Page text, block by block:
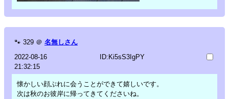
🐾 329 ＠ 名無しさん
2022-08-16
21:32:15
ID:Ki5sS3IgPY
懐かしい顔ぶれに会うことができて嬉しいです。
次は秋のお彼岸に帰ってきてくださいね。